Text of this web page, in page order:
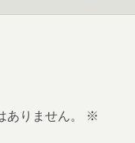
りません。
※